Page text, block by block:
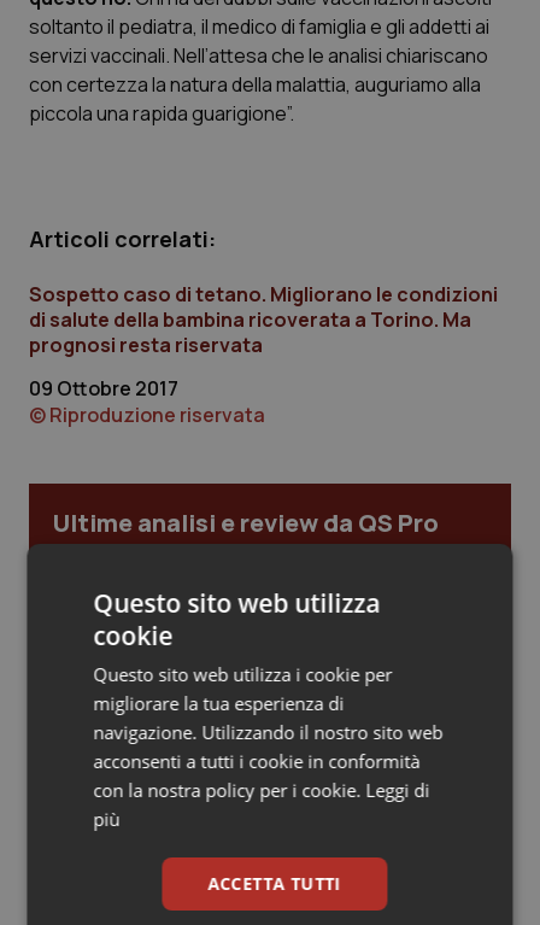
Friuli Venezia Giulia
Lazio
Lombardia
Marche
Molise
Piemonte
Provincia Autonoma di Bolzano
Provincia Autonoma di Trento
Puglia
Sardegna
Sicilia
Toscana
Dermatite Atopica
Diabete & glucometri
Dolore
Donna & Salute
Epatiti
HIV
Infezioni & Febbre
Ipertensione & Scompenso
Malattie rare
Malattia di Crohn & Rettocolite Ulcerosa
Neuroscienze & patologie neurodegenerative
Obesità
Oftalmologia
soltanto il pediatra, il medico di famiglia e gli addetti ai
servizi vaccinali. Nell’attesa che le analisi chiariscano
con certezza la natura della malattia, auguriamo alla
piccola una rapida guarigione”.
Articoli correlati:
Sospetto caso di tetano. Migliorano le condizioni
di salute della bambina ricoverata a Torino. Ma
prognosi resta riservata
09 Ottobre 2017
© Riproduzione riservata
Ultime analisi e review da QS Pro
Gold
Cloud sanitario: infrastrutture,
compliance, GDPR e Risk management
Gestione dell'Ipertensione resistente:
dalle Linee Guida alle terapie innovative
modelli di responsabilità e autonomia
Questo sito web utilizza
cookie
Questo sito web utilizza i cookie per
migliorare la tua esperienza di
navigazione. Utilizzando il nostro sito web
acconsenti a tutti i cookie in conformità
con la nostra policy per i cookie. Leggi di
più
ACCETTA TUTTI